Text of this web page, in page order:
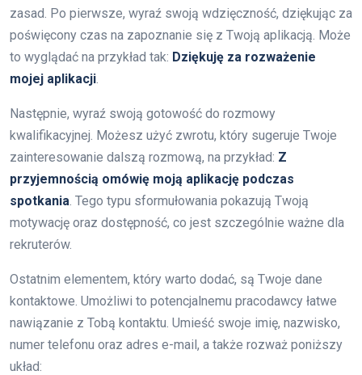
zasad. Po pierwsze, wyraź swoją wdzięczność, dziękując za
poświęcony czas na zapoznanie się z Twoją aplikacją. Może
to wyglądać na przykład tak: Dziękuję za rozważenie
mojej aplikacji
Następnie, wyraź swoją gotowość do rozmowy
kwalifikacyjnej. Możesz użyć zwrotu, który sugeruje Twoje
zainteresowanie dalszą rozmową, na przykład: Z
przyjemnością omówię moją aplikację podczas
spotkania . Tego typu sformułowania pokazują Twoją
motywację oraz dostępność, co jest szczególnie ważne dla
rekruterów.
Ostatnim elementem, który warto dodać, są Twoje dane
kontaktowe. Umożliwi to potencjalnemu pracodawcy łatwe
nawiązanie z Tobą kontaktu. Umieść swoje imię, nazwisko,
numer telefonu oraz adres e-mail, a także rozważ poniższy
układ: